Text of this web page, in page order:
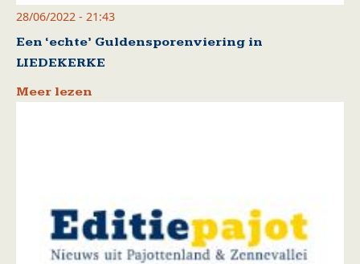
28/06/2022 - 21:43
Een ‘echte’ Guldensporenviering in
LIEDEKERKE
Meer lezen